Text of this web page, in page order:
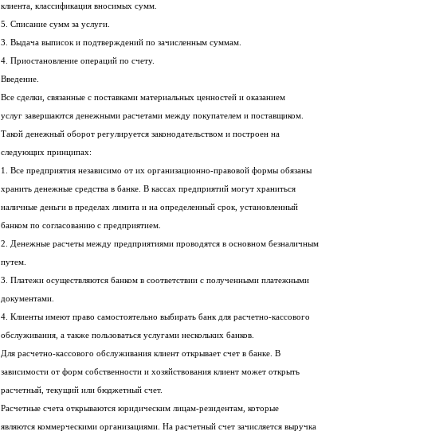
клиента, классификация вносимых сумм.
5. Списание сумм за услуги.
3. Выдача выписок и подтверждений по зачисленным суммам.
4. Приостановление операций по счету.
Введение.
Все сделки, связанные с поставками материальных ценностей и оказанием
услуг завершаются денежными расчетами между покупателем и поставщиком.
Такой денежный оборот регулируется законодательством и построен на
следующих принципах:
1. Все предприятия независимо от их организационно-правовой формы обязаны
хранить денежные средства в банке. В кассах предприятий могут храниться
наличные деньги в пределах лимита и на определенный срок, установленный
банком по согласованию с предприятием.
2. Денежные расчеты между предприятиями проводятся в основном безналичным
путем.
3. Платежи осуществляются банком в соответствии с полученными платежными
документами.
4. Клиенты имеют право самостоятельно выбирать банк для расчетно-кассового
обслуживания, а также пользоваться услугами нескольких банков.
Для расчетно-кассового обслуживания клиент открывает счет в банке. В
зависимости от форм собственности и хозяйствования клиент может открыть
расчетный, текущий или бюджетный счет.
Расчетные счета открываются юридическим лицам-резидентам, которые
являются коммерческими организациями. На расчетный счет зачисляется выручка